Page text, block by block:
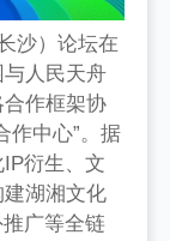
沙）论坛在
人民天舟
合作框架协
作中心”。据
衍生、文
湖湘文化
广等全链